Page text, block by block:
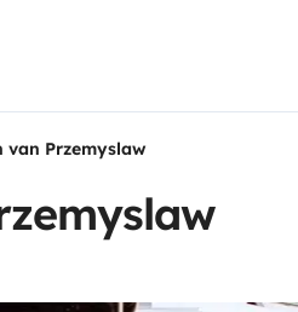
van Przemyslaw